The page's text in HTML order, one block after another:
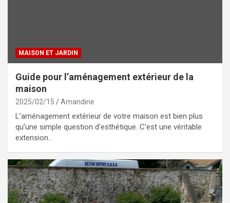
MAISON ET JARDIN
Guide pour l’aménagement extérieur de la
maison
2025/02/15 Amandine
L’aménagement extérieur de votre maison est bien plus
qu’une simple question d’esthétique. C’est une véritable
extension…